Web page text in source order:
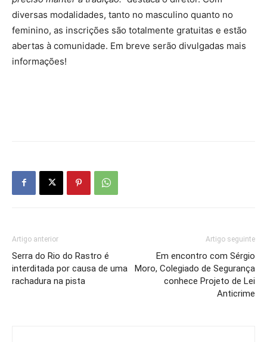
diversas modalidades, tanto no masculino quanto no
feminino, as inscrições são totalmente gratuitas e estão
abertas à comunidade. Em breve serão divulgadas mais
informações!
Artigo anterior
Serra do Rio do Rastro é
interditada por causa de uma
rachadura na pista
Artigo seguinte
Em encontro com Sérgio
Moro, Colegiado de Segurança
conhece Projeto de Lei
Anticrime